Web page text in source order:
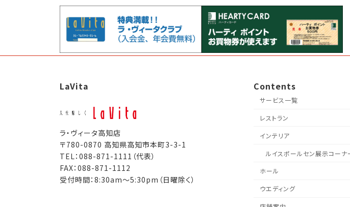
ジ
送
り
LaVita
ラ・ヴィータ高知店
〒780-0870 高知県高知市本町3-3-1
TEL：088-871-1111（代表）
FAX：088-871-1112
受付時間：8:30am～5:30pm（日曜除く）
Contents
サービス一覧
レストラン
インテリア
ルイスポールセン展示コーナ
ホール
ウエディング